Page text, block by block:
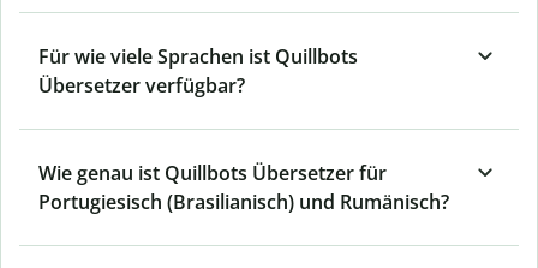
Für wie viele Sprachen ist Quillbots
Übersetzer verfügbar?
Wie genau ist Quillbots Übersetzer für
Portugiesisch (Brasilianisch) und Rumänisch?